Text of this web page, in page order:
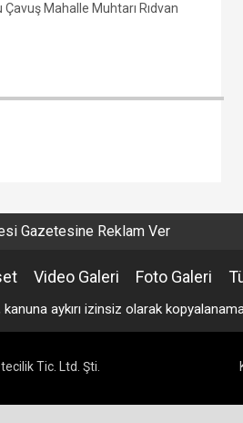
Mahalle Muhtarı Rıdvan
Gazetesine Reklam Ver
Video Galeri Foto Galeri
aykırı izinsiz olarak
Tic. Ltd. Şti.